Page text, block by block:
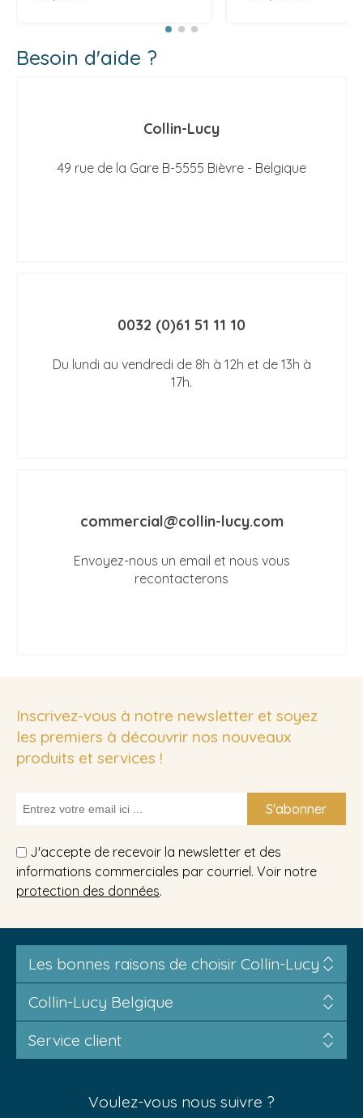
Besoin d'aide ?
Collin-Lucy
49 rue de la Gare B-5555 Bièvre - Belgique
0032 (0)61 51 11 10
Du lundi au vendredi de 8h à 12h et de 13h à
17h.
commercial@collin-lucy.com
Envoyez-nous un email et nous vous
recontacterons
Inscrivez-vous à notre newsletter et soyez
les premiers à découvrir nos nouveaux
produits et services !
S'abonner
J'accepte de recevoir la newsletter et des
informations commerciales par courriel. Voir notre
protection des données.
Les bonnes raisons de choisir Collin-Lucy
Collin-Lucy Belgique
Service client
Voulez-vous nous suivre ?